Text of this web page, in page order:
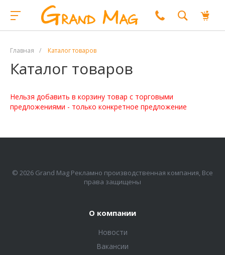
Главная / Каталог товаров
Каталог товаров
Нельзя добавить в корзину товар с торговыми
предложениями - только конкретное предложение
© 2026 Grand Mag Рекламно производственная компания, Все
права защищены
О компании
Новости
Вакансии